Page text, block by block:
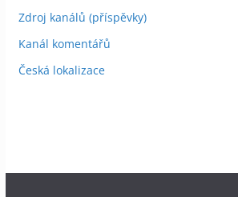
Zdroj kanálů (příspěvky)
Kanál komentářů
Česká lokalizace